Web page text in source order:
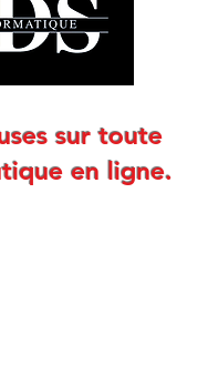
sur toute
en ligne.